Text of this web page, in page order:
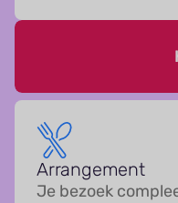
Arrangement
Je bezoek